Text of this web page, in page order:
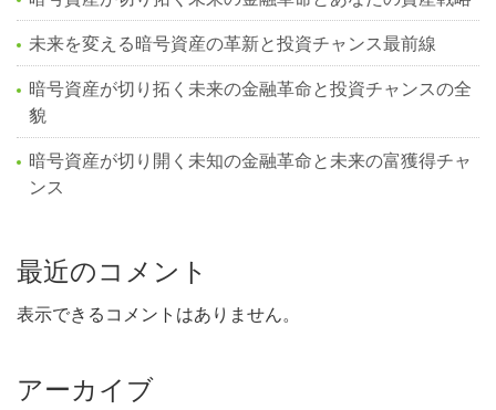
未来を変える暗号資産の革新と投資チャンス最前線
暗号資産が切り拓く未来の金融革命と投資チャンスの全
貌
暗号資産が切り開く未知の金融革命と未来の富獲得チャ
ンス
最近のコメント
表示できるコメントはありません。
アーカイブ